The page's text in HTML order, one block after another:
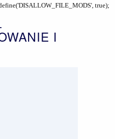
true);
I